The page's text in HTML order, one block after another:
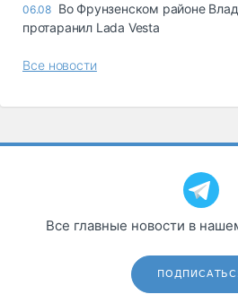
06.08 Во Фрунзенском районе
протаранил Lada Vesta
Все новости
Все главные новости в